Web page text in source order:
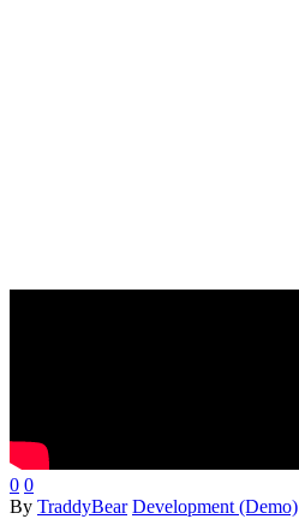
0 0
By TraddyBear Development (Demo)